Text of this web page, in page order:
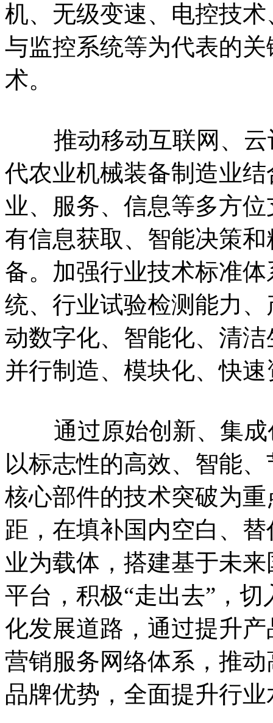
机、无级变速、电控技
与监控系统等为代表的
术。
推动移动互联网、云
代农业机械装备制造业
业、服务、信息等多方
有信息获取、智能决策
备。加强行业技术标准
统、行业试验检测能力
动数字化、智能化、清
并行制造、模块化、快
通过原始创新、集成
以标志性的高效、智能
核心部件的技术突破为
距，在填补国内空白、
业为载体，搭建基于未
平台，积极“走出去”，
化发展道路，通过提升
营销服务网络体系，推
品牌优势，全面提升行业